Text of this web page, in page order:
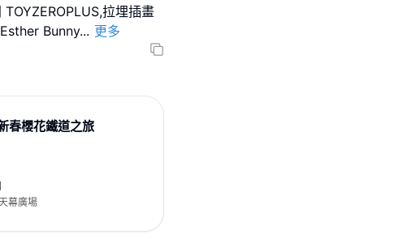
拉埋插畫
Bunny... 更多
春櫻花鐵道之旅
幕廣場